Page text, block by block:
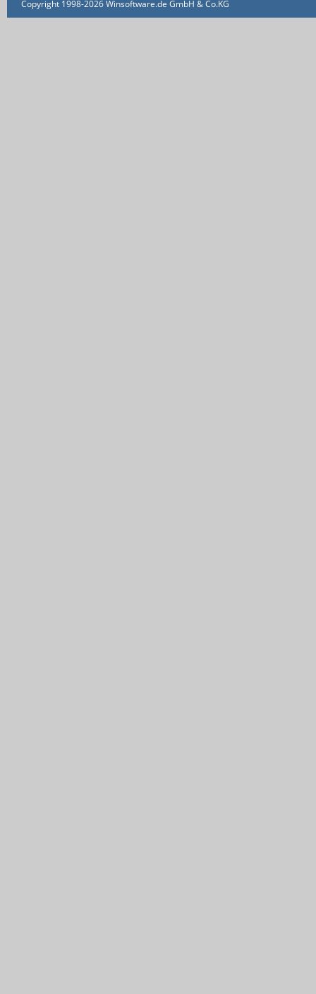
Copyright 1998-2026 Winsoftware.de GmbH & Co.KG